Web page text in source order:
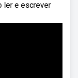
ler e escrever